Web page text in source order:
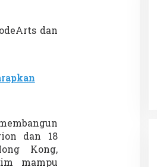
dan
dan 18
Kong,
mampu
Gedung Parlemen Dibakar
SOROTAN